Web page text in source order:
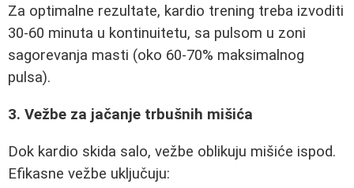
Za optimalne rezultate, kardio trening treba izvoditi
30-60 minuta u kontinuitetu, sa pulsom u zoni
sagorevanja masti (oko 60-70% maksimalnog
pulsa).
3. Vežbe za jačanje trbušnih mišića
Dok kardio skida salo, vežbe oblikuju mišiće ispod.
Efikasne vežbe uključuju: